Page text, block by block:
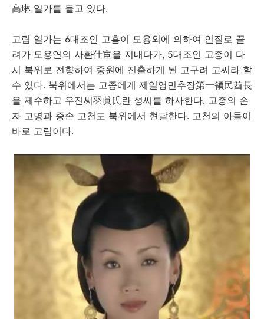
高琳 일가를 들고 있다.
고림 일가는 6대조인 고흠이 모용외에 의하여 인질로 끌
려가 모용연의 사환仕宦을 지내다가, 5대조인 고종이 다
시 북위로 전향하여 중원에 진출하게 된 고구려 고씨라 할
수 있다. 북위에서는 고종에게 제일영민추장第一領民酋長
을 제수하고 우진씨羽眞氏란 성씨를 하사한다. 고종의 손
자 고명과 증손 고천도 북위에서 현달한다. 고천의 아들이
바로 고림이다.